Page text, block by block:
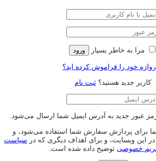
مرا به خاطر بسپار ورود
خود را فراموش کرده اید؟
کاربر جدید هستید؟ثبت نام
عبور جدید به آدرس ایمیل شما ارسال می‌شود.
برای پردازش سفارش شما استفاده می‌شود، و
در این وبسایت، و برای اهداف دیگری که در سیاست
خصوصی توضیح داده شده است.